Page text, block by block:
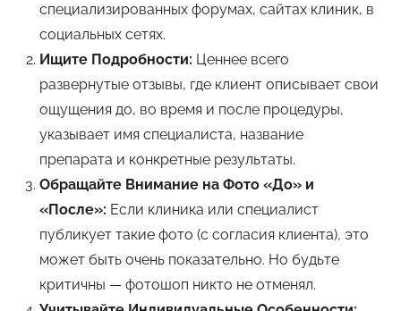
специализированных форумах, сайтах клиник, в
социальных сетях.
Ищите Подробности: Ценнее всего
развернутые отзывы, где клиент описывает свои
ощущения до, во время и после процедуры,
указывает имя специалиста, название
препарата и конкретные результаты.
Обращайте Внимание на Фото «До» и
«После»: Если клиника или специалист
публикует такие фото (с согласия клиента), это
может быть очень показательно. Но будьте
критичны — фотошоп никто не отменял.